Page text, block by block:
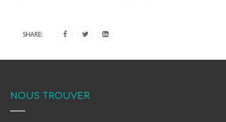
SHARE:
NOUS TROUVER